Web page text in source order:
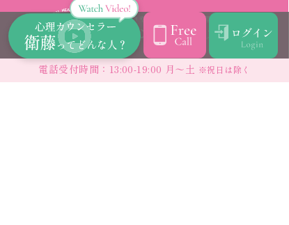
はーとにこにこなやみごむよう
0120-822-564
電話受付時間：13:00-19:00 月〜土 ※祝日は除く